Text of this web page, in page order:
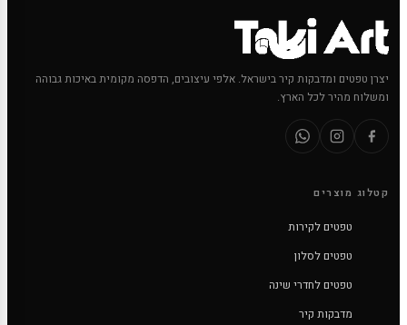
יצרן טפטים ומדבקות קיר בישראל. אלפי עיצובים, הדפסה מקומית באיכות גבוהה
ומשלוח מהיר לכל הארץ.
קטלוג מוצרים
טפטים לקירות
טפטים לסלון
טפטים לחדרי שינה
מדבקות קיר